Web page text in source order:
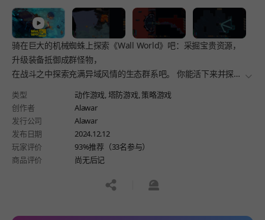
骑在巨大的机械蜘蛛上探索《Wall World》吧：采掘宝贵资源，
升级装备抵御成群怪物，
在战斗之中探索充满异域风情的生态群系吧。 你能活下来并探寻 더보
类型 动作游戏, 塔防游戏, 策略游戏
创作者
Alawar
发行公司
Alawar
发布日期
2024.12.12
玩家评价
93%推荐（33名参与）
商品评价
尚无后记
공유하기신고하기